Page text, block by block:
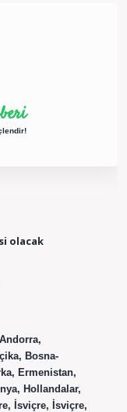
olacak
Bosna-
Ermenistan,
Hollandalar,
İsviçre, İsviçre,